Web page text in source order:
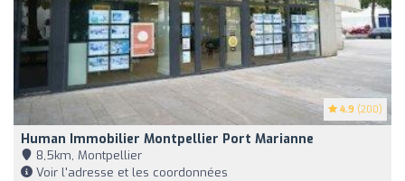
4.9 (200)
Human Immobilier Montpellier Port Marianne
8,5km, Montpellier
Voir l'adresse et les coordonnées